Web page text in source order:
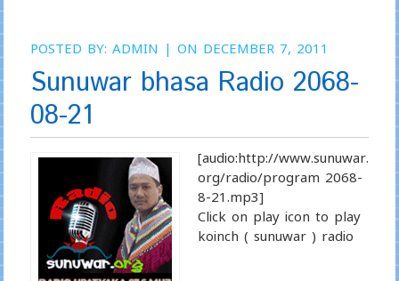
POSTED BY: ADMIN | ON DECEMBER 7, 2011
Sunuwar bhasa Radio 2068-
08-21
[audio:http://www.sunuwar.
org/radio/program 2068-
8-21.mp3]
Click on play icon to play
koinch ( sunuwar ) radio